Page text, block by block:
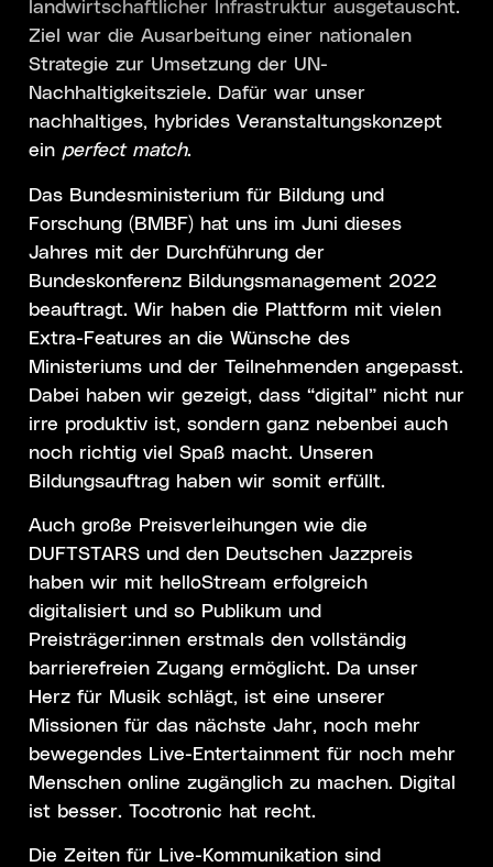
landwirtschaftlicher Infrastruktur ausgetauscht.
Ziel war die Ausarbeitung einer nationalen
Strategie zur Umsetzung der UN-
Nachhaltigkeitsziele. Dafür war unser
nachhaltiges, hybrides Veranstaltungskonzept
ein perfect match.
Das Bundesministerium für Bildung und
Forschung (BMBF) hat uns im Juni dieses
Jahres mit der Durchführung der
Bundeskonferenz Bildungsmanagement 2022
beauftragt. Wir haben die Plattform mit vielen
Extra-Features an die Wünsche des
Ministeriums und der Teilnehmenden angepasst.
Dabei haben wir gezeigt, dass “digital” nicht nur
irre produktiv ist, sondern ganz nebenbei auch
noch richtig viel Spaß macht. Unseren
Bildungsauftrag haben wir somit erfüllt.
Auch große Preisverleihungen wie die
DUFTSTARS und den Deutschen Jazzpreis
haben wir mit helloStream erfolgreich
digitalisiert und so Publikum und
Preisträger:innen erstmals den vollständig
barrierefreien Zugang ermöglicht. Da unser
Herz für Musik schlägt, ist eine unserer
Missionen für das nächste Jahr, noch mehr
bewegendes Live-Entertainment für noch mehr
Menschen online zugänglich zu machen. Digital
ist besser. Tocotronic hat recht.
Die Zeiten für Live-Kommunikation sind